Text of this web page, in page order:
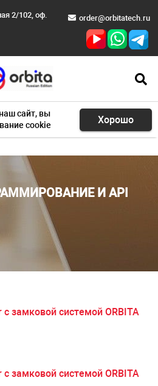
2/102, оф.
order@orbitatech.ru
сайт, вы
cookie Хорошо
И API
замковой системой ORBITA
замковой системой ORBITA